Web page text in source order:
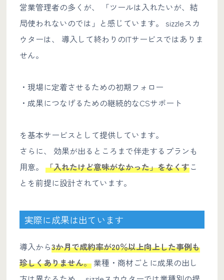
営業管理者の多くが、 「ツールは入れたいが、結
局使われないのでは」と感じています。 sizzleスカ
ウターは、 導入して終わりのITサービスではありま
せん。
・現場に定着させるための初期フォロー
・成果につなげるための継続的なCSサポート
を基本サービスとして提供しています。
さらに、 効果が出るところまで伴走するプランも
用意。 「入れたけど意味がなかった」をなくすこ
とを前提に設計されています。
実際に成果は出ています
導入から3か月で成約率が20％以上向上した事例も
珍しくありません。業種・商材ごとに成果の出し